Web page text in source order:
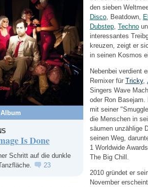
Is Done
Schritt auf die dunkle
23
den sieben
Disco, Beatdown,
Dubstep, Techno
interessantes
kreuzen, zeigt er
in seinen Kosmos
Nebenbei verdient
Remixer für Tricky,
Singers Wave
oder Ron
mit seiner
die Menschen in
säumen unzählige
seinen Weg,
1 Worldwide
The Big Chill.
2010 gründet er
November